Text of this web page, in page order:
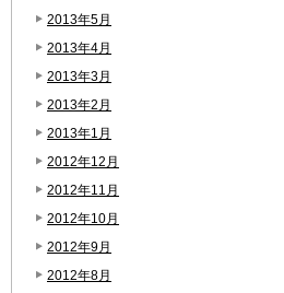
2013年5月
2013年4月
2013年3月
2013年2月
2013年1月
2012年12月
2012年11月
2012年10月
2012年9月
2012年8月